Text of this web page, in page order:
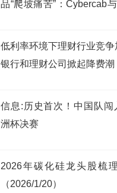
品“爬坡痛苦”：Cybercab
低利率环境下理财行业竞
银行和理财公司掀起降费潮
信息:历史首次！中国队闯
洲杯决赛
2026年碳化硅龙头股梳
（2026/1/20）